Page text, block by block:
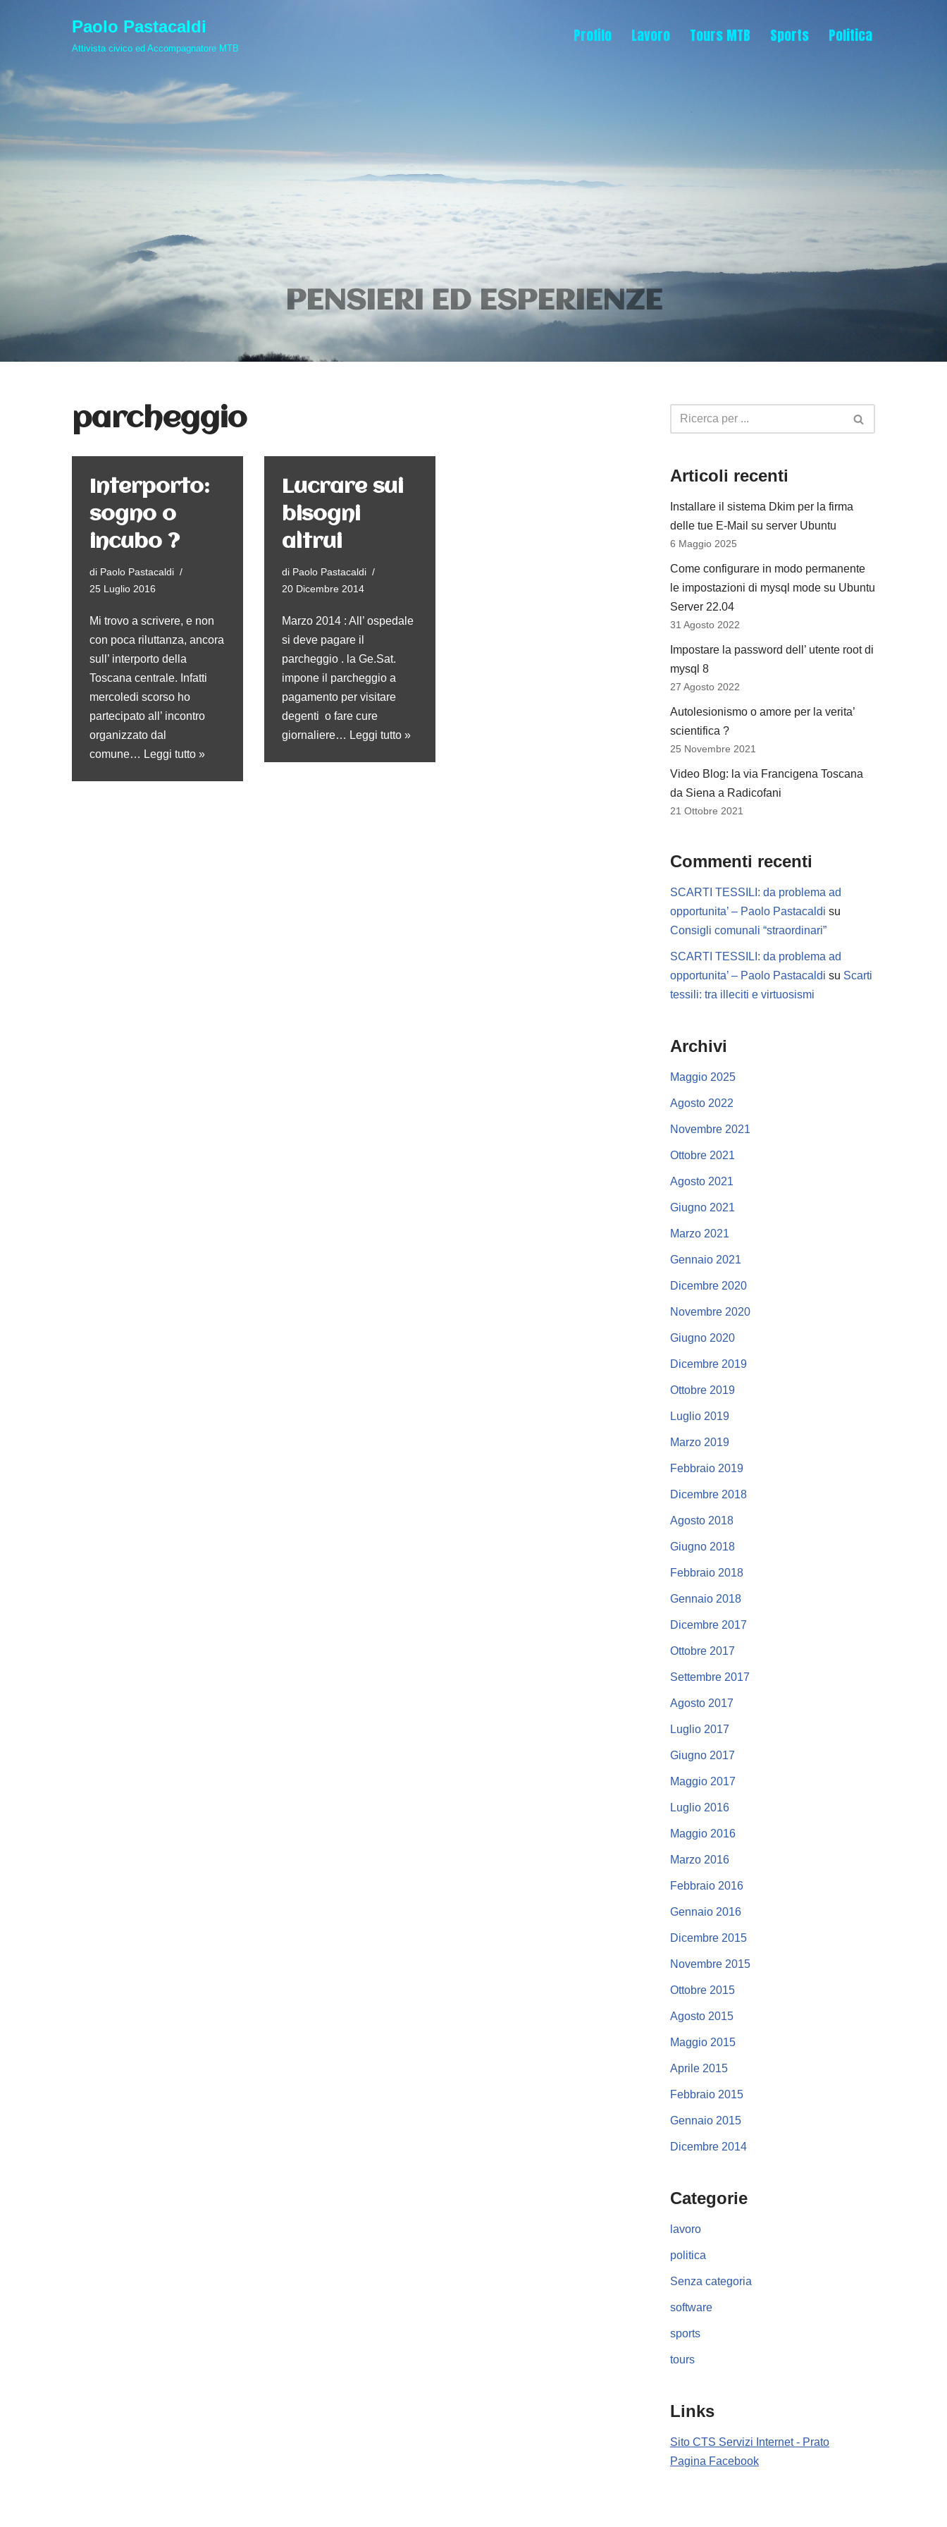
contenuto
Paolo Pastacaldi
Attivista civico ed Accompagnatore MTB
Profilo Lavoro Tours MTB Sports Politica
PENSIERI ED ESPERIENZE
parcheggio
Interporto:
sogno o
incubo ?
di Paolo Pastacaldi
25 Luglio 2016
Mi trovo a scrivere, e non
con poca riluttanza, ancora
sull’ interporto della
Toscana centrale. Infatti
mercoledi scorso ho
partecipato all’ incontro
organizzato dal
comune… Leggi tutto »
Lucrare sui
bisogni
altrui
di Paolo Pastacaldi
20 Dicembre 2014
Marzo 2014 : All’ ospedale
si deve pagare il
parcheggio . la Ge.Sat.
impone il parcheggio a
pagamento per visitare
degenti o fare cure
giornaliere… Leggi tutto »
Articoli recenti
Installare il sistema Dkim per la firma
delle tue E-Mail su server Ubuntu
6 Maggio 2025
Come configurare in modo permanente
le impostazioni di mysql mode su Ubuntu
Server 22.04
31 Agosto 2022
Impostare la password dell’ utente root di
mysql 8
27 Agosto 2022
Autolesionismo o amore per la verita’
scientifica ?
25 Novembre 2021
Video Blog: la via Francigena Toscana
da Siena a Radicofani
21 Ottobre 2021
Commenti recenti
SCARTI TESSILI: da problema ad
opportunita’ – Paolo Pastacaldi su
Consigli comunali “straordinari”
SCARTI TESSILI: da problema ad
opportunita’ – Paolo Pastacaldi su Scarti
tessili: tra illeciti e virtuosismi
Archivi
Maggio 2025
Agosto 2022
Novembre 2021
Ottobre 2021
Agosto 2021
Giugno 2021
Marzo 2021
Gennaio 2021
Dicembre 2020
Novembre 2020
Giugno 2020
Dicembre 2019
Ottobre 2019
Luglio 2019
Marzo 2019
Febbraio 2019
Dicembre 2018
Agosto 2018
Giugno 2018
Febbraio 2018
Gennaio 2018
Dicembre 2017
Ottobre 2017
Settembre 2017
Agosto 2017
Luglio 2017
Giugno 2017
Maggio 2017
Luglio 2016
Maggio 2016
Marzo 2016
Febbraio 2016
Gennaio 2016
Dicembre 2015
Novembre 2015
Ottobre 2015
Agosto 2015
Maggio 2015
Aprile 2015
Febbraio 2015
Gennaio 2015
Dicembre 2014
Categorie
lavoro
politica
Senza categoria
software
sports
tours
Links
Sito CTS Servizi Internet - Prato
Pagina Facebook